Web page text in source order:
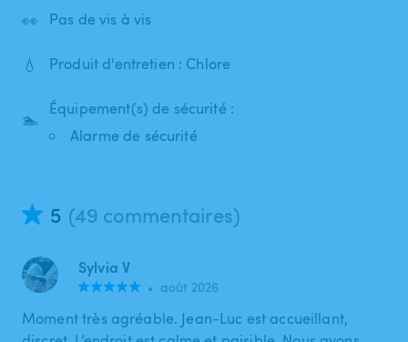
👀 Pas de vis à vis
💧 Produit d'entretien : Chlore
🏊
Équipement(s) de sécurité :
Alarme de sécurité
5 (49 commentaires)
Sylvia V
• août 2026
Moment très agréable. Jean-Luc est accueillant,